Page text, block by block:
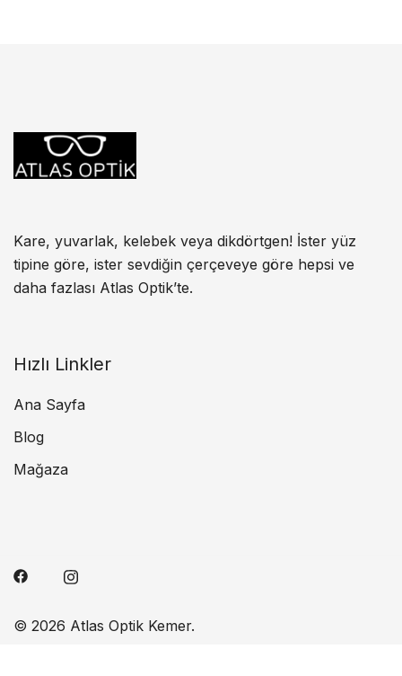
Kare, yuvarlak, kelebek veya dikdörtgen! İster yüz
tipine göre, ister sevdiğin çerçeveye göre hepsi ve
daha fazlası Atlas Optik’te.
Hızlı Linkler
Ana Sayfa
Blog
Mağaza
© 2026 Atlas Optik Kemer.